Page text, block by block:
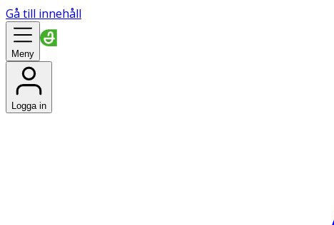
Gå till innehåll
Meny
Logga in